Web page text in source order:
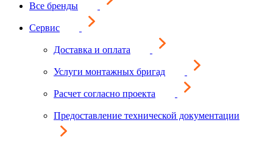
Все бренды
Сервис
Доставка и оплата
Услуги монтажных бригад
Расчет согласно проекта
Предоставление технической документации